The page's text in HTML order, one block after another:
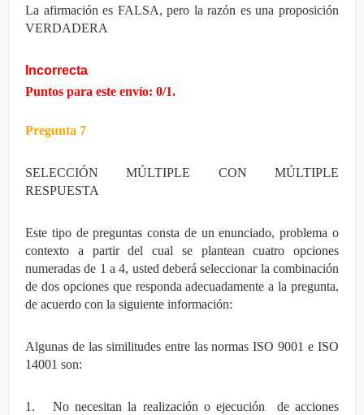
La afirmación es FALSA, pero la razón es una proposición
VERDADERA
Incorrecta
Puntos para este envío: 0/1.
Pregunta 7
SELECCIÓN MÚLTIPLE CON MÚLTIPLE
RESPUESTA
Este tipo de preguntas consta de un enunciado, problema o
contexto a partir del cual se plantean cuatro opciones
numeradas de 1 a 4, usted deberá seleccionar la combinación
de dos opciones que responda adecuadamente a la pregunta,
de acuerdo con la siguiente información:
Algunas de las similitudes entre las normas ISO 9001 e ISO
14001 son:
1. No necesitan la realización o ejecución de acciones